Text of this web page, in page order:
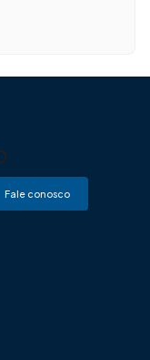
Fale conosco